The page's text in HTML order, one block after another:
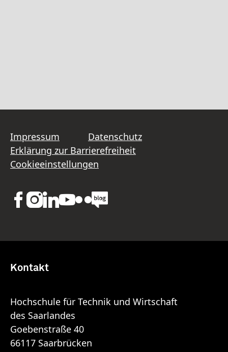
Impressum
Datenschutz
Erklärung zur Barrierefreiheit
Cookieeinstellungen
Kontakt
Hochschule für Technik und Wirtschaft
des Saarlandes
Goebenstraße 40
66117 Saarbrücken